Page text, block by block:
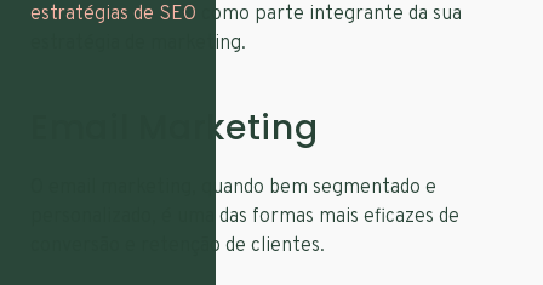
estratégias de SEO como parte integrante da sua
estratégia de marketing.
Email Marketing
O email marketing, quando bem segmentado e
personalizado, é uma das formas mais eficazes de
conversão e retenção de clientes.